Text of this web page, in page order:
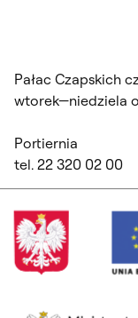
Pałac Czapskich
wtorek—niedziela
Portiernia
tel. 22 320 02 00